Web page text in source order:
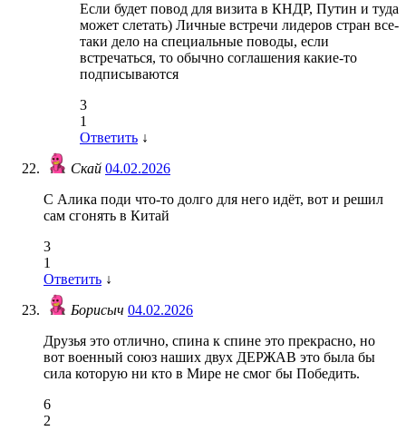
Если будет повод для визита в КНДР, Путин и туда
может слетать) Личные встречи лидеров стран все-
таки дело на специальные поводы, если
встречаться, то обычно соглашения какие-то
подписываются
3
1
Ответить ↓
Скай 04.02.2026
С Алика поди что-то долго для него идёт, вот и решил
сам сгонять в Китай
3
1
Ответить ↓
Борисыч 04.02.2026
Друзья это отлично, спина к спине это прекрасно, но
вот военный союз наших двух ДЕРЖАВ это была бы
сила которую ни кто в Мире не смог бы Победить.
6
2